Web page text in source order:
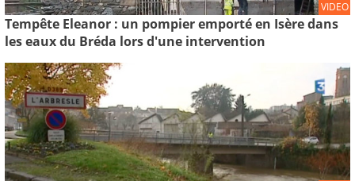
VIDEO
Tempête Eleanor : un pompier emporté en Isère dans
les eaux du Bréda lors d'une intervention